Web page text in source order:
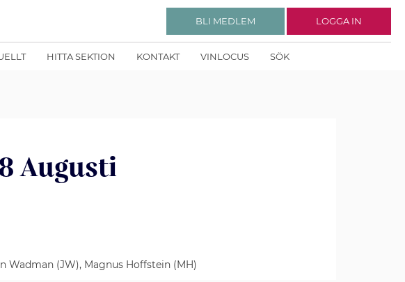
HITTA SEKTION KONTAKT VINLOCUS SÖK
BLI MEDLEM LOGGA IN
Augusti
Wadman (JW), Magnus Hoffstein (MH)